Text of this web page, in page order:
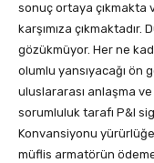
sonuç ortaya çıkmakta
karşımıza çıkmaktadır.
gözükmüyor. Her ne
olumlu yansıyacağı ön
uluslararası anlaşma
sorumluluk tarafı P&I
Konvansiyonu yürürlüğe
müflis armatörün